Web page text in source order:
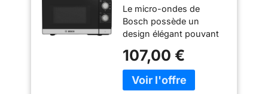
Cleaning
Assistance
Le micro-ondes de
Bosch possède un
design élégant pouvant
de cuisine. Parfait pour
décongeler vos aliments
et réchauffer vos plats
107,00 €